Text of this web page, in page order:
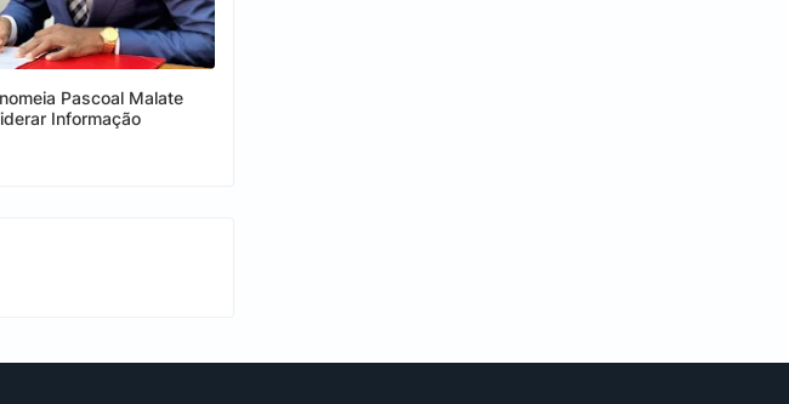
Pascoal Malate
Informação